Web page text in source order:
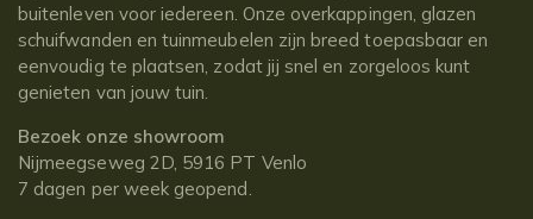
buitenleven voor iedereen. Onze overkappingen, glazen
schuifwanden en tuinmeubelen zijn breed toepasbaar en
eenvoudig te plaatsen, zodat jij snel en zorgeloos kunt
genieten van jouw tuin.
Bezoek onze showroom
Nijmeegseweg 2D, 5916 PT Venlo
7 dagen per week geopend.